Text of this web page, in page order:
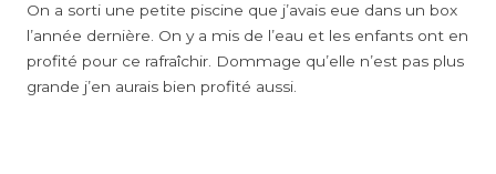
On a sorti une petite piscine que j’avais eue dans un box
l’année dernière. On y a mis de l’eau et les enfants ont en
profité pour ce rafraîchir. Dommage qu’elle n’est pas plus
grande j’en aurais bien profité aussi.